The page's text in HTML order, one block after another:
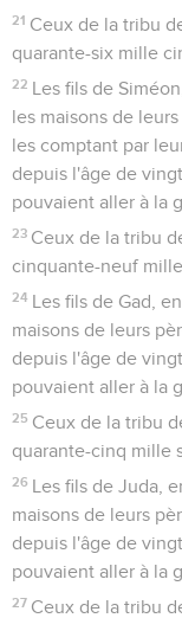
21 Ceux de la tribu
quarante-six mille
22 Les fils de
les maisons de
les comptant par
depuis l'âge de
pouvaient aller à la
23 Ceux de la tribu
cinquante-neuf
24 Les fils de Gad,
maisons de leurs
depuis l'âge de
pouvaient aller à la
25 Ceux de la tribu
quarante-cinq mille
26 Les fils de Juda,
maisons de leurs
depuis l'âge de
pouvaient aller à la
27 Ceux de la tribu